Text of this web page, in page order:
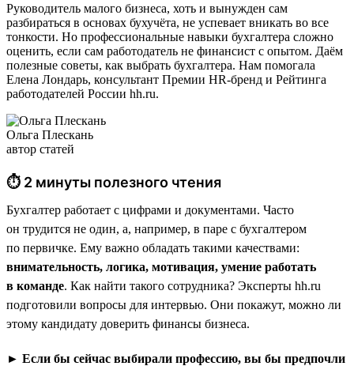
Руководитель малого бизнеса, хоть и вынужден сам
разбираться в основах бухучёта, не успевает вникать во все
тонкости. Но профессиональные навыки бухгалтера сложно
оценить, если сам работодатель не финансист с опытом. Даём
полезные советы, как выбрать бухгалтера. Нам помогала
Елена Лондарь, консультант Премии HR-бренд и Рейтинга
работодателей России hh.ru.
Ольга Плескань
автор статей
⏱ 2 минуты полезного чтения
Бухгалтер работает с цифрами и документами. Часто
он трудится не один, а, например, в паре с бухгалтером
по первичке. Ему важно обладать такими качествами:
внимательность, логика, мотивация, умение работать
в команде. Как найти такого сотрудника? Эксперты hh.ru
подготовили вопросы для интервью. Они покажут, можно ли
этому кандидату доверить финансы бизнеса.
► Если бы сейчас выбирали профессию, вы бы предпочли